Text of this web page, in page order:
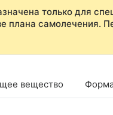
только для
плана самолечения.
вещество Форма